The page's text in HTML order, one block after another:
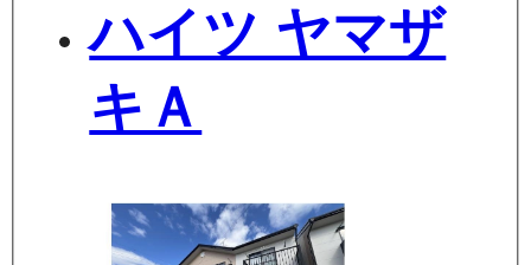
ハイツ ヤマザ
キＡ